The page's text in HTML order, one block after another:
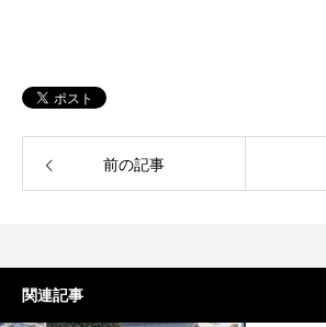
前の記事
関連記事